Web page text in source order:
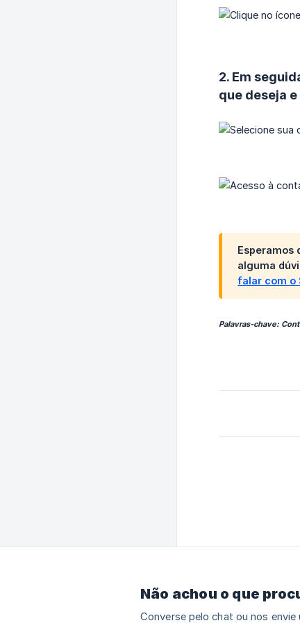
2. Em
que deseja
Esperamos
alguma
falar com o
Palavras-chave:
Não achou o que
Converse pelo chat ou nos envie